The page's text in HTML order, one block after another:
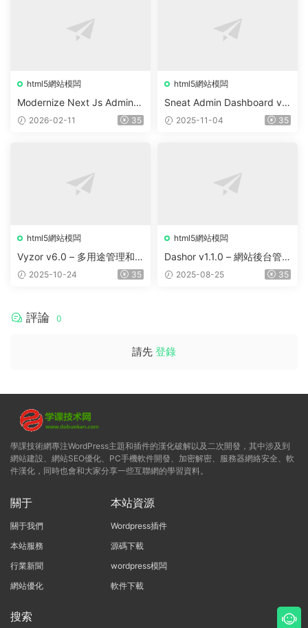
html5網站模闆
Modernize Next Js Admin D
ashboard v11.0.0
2026-02-11 35
html5網站模闆
Sneat Admin Dashboard v3.
0.0 – HTML Bootstrap 5
2025-11-04 35
html5網站模闆
Vyzor v6.0 – 多用途管理和
儀表闆模闆
2025-10-24 35
html5網站模闆
Dashor v1.1.0 – 網站後台管
理模闆
2025-08-25 35
評論 0
請先 登錄
學課技術網專注WordPress主題和插件的漢化破解以及二次開發，其中涉及到
網站建設、網站SEO優化、PC手機軟件開發、加密解密、服務器網絡安全、軟
件漢化，同時也會和大家分享一些互聯網的學習資料。
關于
關于我們
本站服務
行業新聞
網站優化
本站資源
Wordpress插件
源碼下載
wordpress模闆
軟件下載
搜索